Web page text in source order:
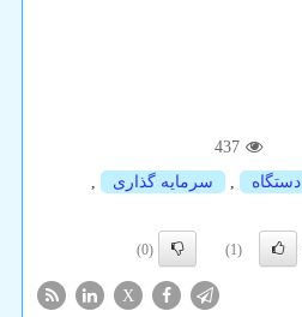
437
دستگاه , سرمایه گذاری
,
(1)
(0)
X